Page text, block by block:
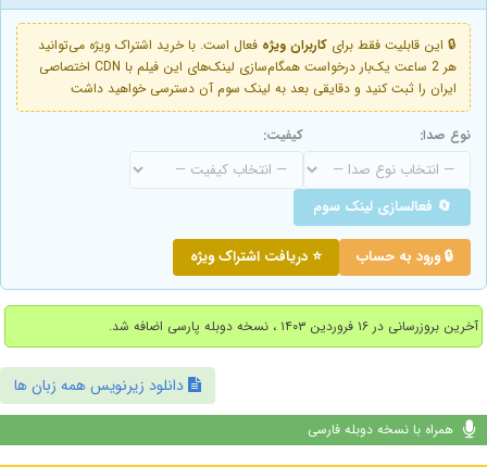
🔒 این قابلیت فقط برای کاربران ویژه فعال است. با خرید اشتراک ویژه می‌توانید
هر 2 ساعت یک‌بار درخواست همگام‌سازی لینک‌های این فیلم با CDN اختصاصی
ایران را ثبت کنید و دقایقی بعد به لینک سوم آن دسترسی خواهید داشت
نوع صدا: کیفیت:
🔄 فعالسازی لینک سوم
🔒 ورود به حساب ⭐ دریافت اشتراک ویژه
آخرین بروزرسانی در ۱۶ فروردین ۱۴۰۳ ، نسخه دوبله پارسی اضافه شد.
دانلود زیرنویس همه زبان ها
همراه با نسخه دوبله فارسی